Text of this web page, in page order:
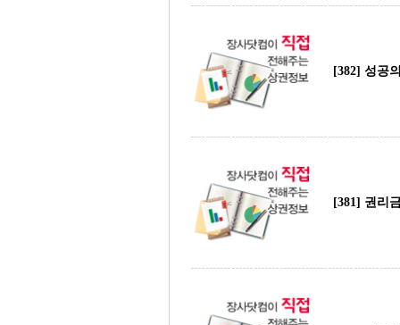
[382] 성공
[381] 권리